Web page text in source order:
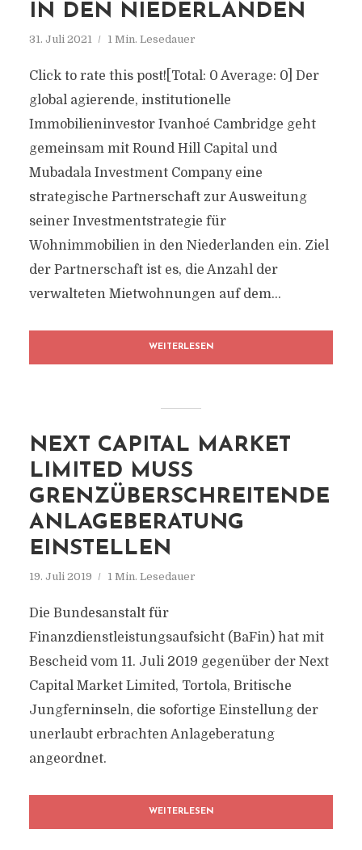
IN DEN NIEDERLANDEN
31. Juli 2021 1 Min. Lesedauer
Click to rate this post![Total: 0 Average: 0] Der
global agierende, institutionelle
Immobilieninvestor Ivanhoé Cambridge geht
gemeinsam mit Round Hill Capital und
Mubadala Investment Company eine
strategische Partnerschaft zur Ausweitung
seiner Investmentstrategie für
Wohnimmobilien in den Niederlanden ein. Ziel
der Partnerschaft ist es, die Anzahl der
verwalteten Mietwohnungen auf dem...
WEITERLESEN
NEXT CAPITAL MARKET
LIMITED MUSS
GRENZÜBERSCHREITENDE
ANLAGEBERATUNG
EINSTELLEN
19. Juli 2019 1 Min. Lesedauer
Die Bundesanstalt für
Finanzdienstleistungsaufsicht (BaFin) hat mit
Bescheid vom 11. Juli 2019 gegenüber der Next
Capital Market Limited, Tortola, Britische
Jungferninseln, die sofortige Einstellung der
unerlaubt erbrachten Anlageberatung
angeordnet.
WEITERLESEN